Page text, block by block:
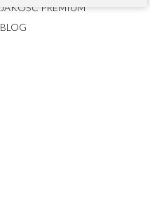
JAKOŚĆ PREMIUM
BLOG